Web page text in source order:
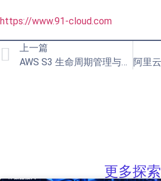
https://www.91-cloud.com
上一篇
AWS S3 生命周期管理与跨区域同步策略：企业级对象存储成本与安全实战指南
更多探索